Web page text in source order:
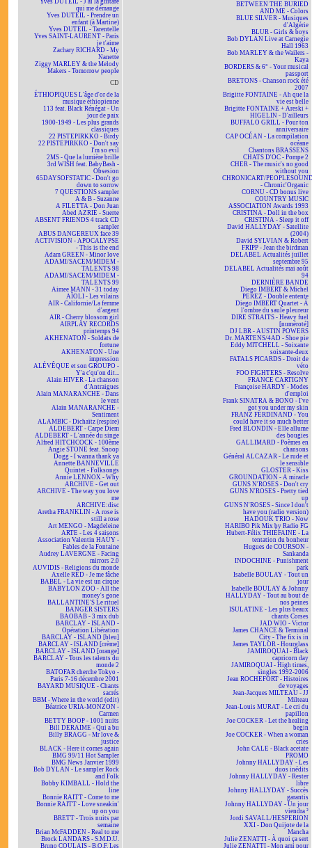
Yves DUTEIL - J'ai la guitare
qui me démange
Yves DUTEIL - Prendre un
enfant (à Martine)
Yves DUTEIL - Tarentelle
Yves SAINT-LAURENT - Paris
je t'aime
Zachary RICHARD - My
Nanette
Ziggy MARLEY & the Melody
Makers - Tomorrow people
CD
ÉTHIOPIQUES L'âge d'or de la
musique éthiopienne
113 feat. Black Rénégat - Un
jour de paix
1900-1949 - Les plus grands
classiques
22 PISTEPIRKKO - Birdy
22 PISTEPIRKKO - Don't say
I'm so evil
2MS - Que la lumière brille
3rd WISH feat. BabyBash -
Obsesion
65DAYSOFSTATIC - Don't go
down to sorrow
7 QUESTIONS sampler
A & B - Suzanne
A FILETTA - Don Juan
Abed AZRIÉ - Suerte
ABSENT FRIENDS 4 track CD
sampler
ABUS DANGEREUX face 39
ACTIVISION - APOCALYPSE
- This is the end
Adam GREEN - Minor love
ADAMI/SACEM/MIDEM -
TALENTS 98
ADAMI/SACEM/MIDEM -
TALENTS 99
Aimee MANN - 31 today
AÏOLI - Les vilains
AIR - Californie/La femme
d'argent
AIR - Cherry blossom girl
AIRPLAY RECORDS
printemps 94
AKHENATON - Soldats de
fortune
AKHENATON - Une
impression
ALÉVÊQUE et son GROUPO -
Y'a c'qu'on dit...
Alain HIVER - La chanson
d'Antraigues
Alain MANARANCHE - Dans
le vent
Alain MANARANCHE -
Sentiment
ALAMBIC - Dichaïtz (respire)
ALDEBERT - Carpe Diem
ALDEBERT - L'année du singe
Alfred HITCHCOCK - 100ème
Angie STONE feat. Snoop
Dogg - I wanna thank ya
Annette BANNEVILLE
Quintet - Folksongs
Annie LENNOX - Why
ARCHIVE - Get out
ARCHIVE - The way you love
me
ARCHIVE:disc
Aretha FRANKLIN - A rose is
still a rose
Art MENGO - Magdeleine
ARTE - Les 4 saisons
Association Valentin HAÜY -
Fables de la Fontaine
Audrey LAVERGNE - Facing
mirrors 2.0
AUVIDIS - Religions du monde
Axelle RED - Je me fâche
BABEL - La vie est un cirque
BABYLON ZOO - All the
money's gone
BALLANTINE'S Le rituel
BANGER SISTERS
BAOBAB - 3 mix dub
BARCLAY - ISLAND -
Opération Libération
BARCLAY - ISLAND [bleu]
BARCLAY - ISLAND [crème]
BARCLAY - ISLAND [orange]
BARCLAY - Tous les talents du
monde 2
BATOFAR cherche Tokyo -
Paris 7-16 décembre 2001
BAYARD MUSIQUE - Chants
sacrés
BBM - Where in the world (edit)
Béatrice URIA-MONZON -
Carmen
BETTY BOOP - 1001 nuits
Bill DERAIME - Qui a bu
Billy BRAGG - Mr love &
justice
BLACK - Here it comes again
BMG 99/11 Hot Sampler
BMG News Janvier 1999
Bob DYLAN - Le sampler Rock
and Folk
Bobby KIMBALL - Hold the
line
Bonnie RAITT - Come to me
Bonnie RAITT - Love sneakin'
up on you
BRETT - Trois nuits par
semaine
Brian McFADDEN - Real to me
Brock LANDARS - S.M.D.U.
Bruno COULAIS - B.O.F. Les
BETWEEN THE BURIED
AND ME - Colors
BLUE SILVER - Musiques
d'Algérie
BLUR - Girls & boys
Bob DYLAN Live at Carnegie
Hall 1963
Bob MARLEY & the Wailers -
Kaya
BORDERS & 6° - Your musical
passport
BRETONS - Chanson rock été
2007
Brigitte FONTAINE - Ah que la
vie est belle
Brigitte FONTAINE + Areski +
HIGELIN - D'ailleurs
BUFFALO GRILL - Pour ton
anniversaire
CAP OCÉAN - La compilation
océane
Chantons BRASSENS
CHATS D'OC - Pompe 2
CHER - The music's no good
without you
CHRONICART/
- Chronic'Organic
CORNU - CD bonus live
COUNTRY MUSIC
ASSOCIATION Awards 1993
CRISTINA - Doll in the box
CRISTINA - Sleep it off
David HALLYDAY - Satellite
(2004)
David SYLVIAN & Robert
FRIPP - Jean the birdman
DELABEL Actualités juillet
septembre 95
DELABEL Actualités mai août
94
DERNIÈRE BANDE
Diego IMBERT & Michel
PEREZ - Double entente
Diego IMBERT Quartet - À
l'ombre du saule pleureur
DIRE STRAITS - Heavy fuel
[numéroté]
DJ LBR - AUSTIN POWERS
Dr. MARTENS/4AD - Shoe pie
Eddy MITCHELL - Soixante
soixante-deux
FATALS PICARDS - Droit de
véto
FOO FIGHTERS - Resolve
FRANCE CARTIGNY
Françoise HARDY - Modes
d'emploi
Frank SINATRA & BONO - I've
got you under my skin
FRANZ FERDINAND - You
could have it so much better
Fred BLONDIN - Elle allume
des bougies
GALLIMARD - Poèmes en
chansons
Général ALCAZAR - Le rude et
le sensible
GLOSTER - Kiss
GROUNDATION - A miracle
GUNS N'ROSES - Don't cry
GUNS N'ROSES - Pretty tied
up
GUNS N'ROSES - Since I don't
have you (radio version)
HADOUK TRIO - Now
HARIBO Pik Mix by Radio FG
Hubert-Félix THIÉFAINE - La
tentation du bonheur
Hugues de COURSON -
Sankanda
INDOCHINE - Punishment
park
Isabelle BOULAY - Tout un
jour
Isabelle BOULAY & Johnny
HALLYDAY - Tout au bout de
nos peines
ISULATINE - Les plus beaux
chants Corses
JAD WIO - Victor
James CHANCE & Terminal
City - The fix is in
James TAYLOR - Hourglass
JAMIROQUAI - Black
capricorn day
JAMIROQUAI - High times,
singles 1992-2006
Jean ROCHEFORT - Histoires
de voyages
Jean-Jacques MILTEAU - JJ
Milteau
Jean-Louis MURAT - Le cri du
papillon
Joe COCKER - Let the healing
begin
Joe COCKER - When a woman
cries
John CALE - Black acetate
PROMO
Johnny HALLYDAY - Les
duos inédits
Johnny HALLYDAY - Rester
libre
Johnny HALLYDAY - Succès
garantis
Johnny HALLYDAY - Un jour
viendra ²
Jordi SAVALL/HESPERION
XXI - Don Quijote de la
Mancha
Julie ZENATTI - À quoi ça sert
Julie ZENATTI - Mon ami pour